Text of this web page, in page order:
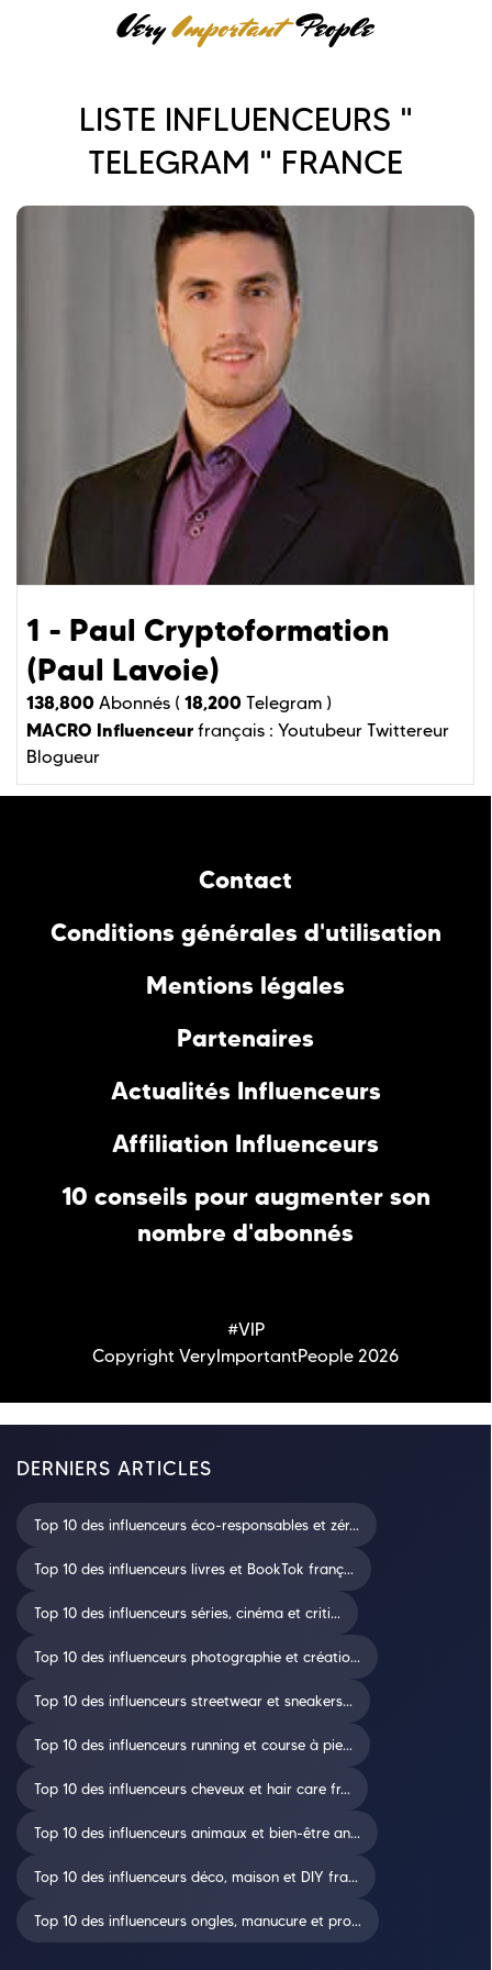
LISTE INFLUENCEURS "
TELEGRAM " FRANCE
1 - Paul Cryptoformation
(Paul Lavoie)
138,800 Abonnés ( 18,200 Telegram )
MACRO Influenceur français : Youtubeur Twittereur
Blogueur
Contact
Conditions générales d'utilisation
Mentions légales
Partenaires
Actualités Influenceurs
Affiliation Influenceurs
10 conseils pour augmenter son
nombre d'abonnés
#VIP
Copyright VeryImportantPeople 2026
DERNIERS ARTICLES
Top 10 des influenceurs éco-responsables et zér...
Top 10 des influenceurs livres et BookTok franç...
Top 10 des influenceurs séries, cinéma et criti...
Top 10 des influenceurs photographie et créatio...
Top 10 des influenceurs streetwear et sneakers...
Top 10 des influenceurs running et course à pie...
Top 10 des influenceurs cheveux et hair care fr...
Top 10 des influenceurs animaux et bien-être an...
Top 10 des influenceurs déco, maison et DIY fra...
Top 10 des influenceurs ongles, manucure et pro...